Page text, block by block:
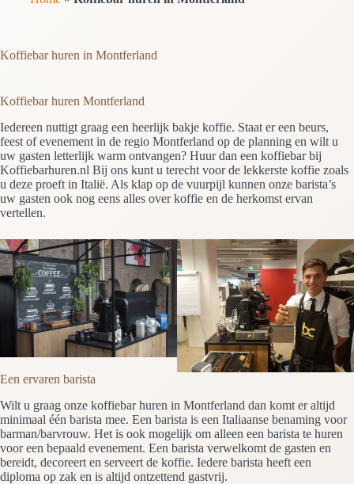
Koffiebar huren in Montferland
Koffiebar huren Montferland
Iedereen nuttigt graag een heerlijk bakje koffie. Staat er een beurs,
feest of evenement in de regio Montferland op de planning en wilt u
uw gasten letterlijk warm ontvangen? Huur dan een koffiebar bij
Koffiebarhuren.nl Bij ons kunt u terecht voor de lekkerste koffie zoals
u deze proeft in Italië. Als klap op de vuurpijl kunnen onze barista’s
uw gasten ook nog eens alles over koffie en de herkomst ervan
vertellen.
Een ervaren barista
Wilt u graag onze koffiebar huren in Montferland dan komt er altijd
minimaal één barista mee. Een barista is een Italiaanse benaming voor
barman/barvrouw. Het is ook mogelijk om alleen een barista te huren
voor een bepaald evenement. Een barista verwelkomt de gasten en
bereidt, decoreert en serveert de koffie. Iedere barista heeft een
diploma op zak en is altijd ontzettend gastvrij.